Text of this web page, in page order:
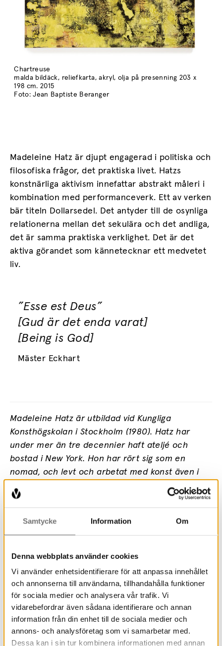
Samtycke Information Om
Denna webbplats använder cookies
Vi använder enhetsidentifierare för att anpassa innehållet
och annonserna till användarna, tillhandahålla funktioner
för sociala medier och analysera vår trafik. Vi
vidarebefordrar även sådana identifierare och annan
information från din enhet till de sociala medier och
annons- och analysföretag som vi samarbetar med.
Dessa kan i sin tur kombinera informationen med annan
Chartreuse
malda bildäck, reliefkarta, akryl, olja på presenning 203 x
198 cm. 2015
Foto: Jean Baptiste Beranger
Madeleine Hatz är djupt engagerad i politiska och
filosofiska frågor, det praktiska livet. Hatzs
konstnärliga aktivism innefattar abstrakt måleri i
kombination med performanceverk. Ett av verken
bär titeln Dollarsedel. Det antyder till de osynliga
relationerna mellan det sekulära och det andliga,
det är samma praktiska verklighet. Det är det
aktiva görandet som kännetecknar ett medvetet
liv.
”Esse est Deus”
[Gud är det enda varat]
[Being is God]
Mäster Eckhart
Madeleine Hatz är utbildad vid Kungliga
Konsthögskolan i Stockholm (1980). Hatz har
under mer än tre decennier haft ateljé och
bostad i New York. Hon har rört sig som en
nomad, och levt och arbetat med konst även i
Kina. Hatz har en varm förtrogenhet med
klassisk måleritradition, och verkar också med
återkommande tema är Franciskus. Genom
vid Himmelska Fridens Torg i Beijing och i
anspråkslöshet, radikalt mod och aktiv empati.
Hatz är representerad vid Moderna Museet och
Nationalmuseum. Hon lever och arbetar i
Stockholm och Sörmland.